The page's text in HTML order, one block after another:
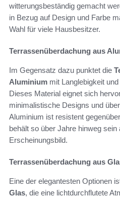
witterungsbeständig gemacht
in Bezug auf Design und Farbe
Wahl für viele Hausbesitzer.
Terrassenüberdachung aus
Im Gegensatz dazu punktet die
Aluminium mit Langlebigkeit
Dieses Material eignet sich
minimalistische Designs und
Aluminium ist resistent
behält so über Jahre hinweg sein
Erscheinungsbild.
Terrassenüberdachung aus
Eine der elegantesten Optionen
Glas, die eine lichtdurchflutete